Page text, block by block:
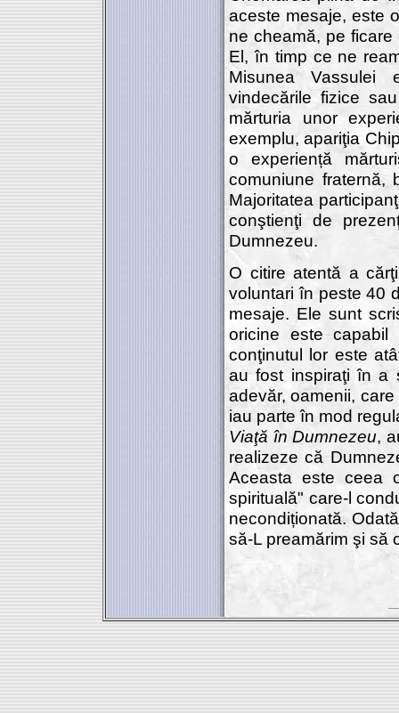
aceste mesaje, este
ne cheamă, pe
El, în timp ce ne
Misunea Vassulei
vindecările fizice
mărturia unor
exemplu, apariţia
o experiență
comuniune fraternă,
Majoritatea
conştienţi de
Dumnezeu.
O citire atentă a
voluntari în peste 40
mesaje. Ele sunt
oricine este
conţinutul lor este
au fost inspiraţi în a
adevăr, oamenii,
iau parte în mod
Viaţă în Dumnezeu,
realizeze că
Aceasta este ceea
spirituală" care-l
necondiționată.
să-L preamărim şi să